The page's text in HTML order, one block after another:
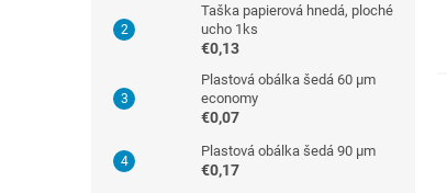
Taška papierová hnedá, ploché
ucho 1ks
€0,13
Plastová obálka šedá 60 µm
economy
€0,07
Plastová obálka šedá 90 µm
€0,17